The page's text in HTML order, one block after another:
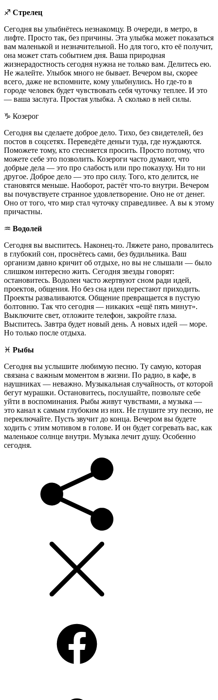
♐️ Стрелец
Сегодня вы улыбнётесь незнакомцу. В очереди, в метро, в
лифте. Просто так, без причины. Эта улыбка может показаться
вам маленькой и незначительной. Но для того, кто её получит,
она может стать событием дня. Ваша природная
жизнерадостность сегодня нужна не только вам. Делитесь ею.
Не жалейте. Улыбок много не бывает. Вечером вы, скорее
всего, даже не вспомните, кому улыбнулись. Но где-то в
городе человек будет чувствовать себя чуточку теплее. И это
— ваша заслуга. Простая улыбка. А сколько в ней силы.
♑️ Козерог
Сегодня вы сделаете доброе дело. Тихо, без свидетелей, без
постов в соцсетях. Переведёте деньги туда, где нуждаются.
Поможете тому, кто стесняется просить. Просто потому, что
можете себе это позволить. Козероги часто думают, что
добрые дела — это про слабость или про показуху. Ни то ни
другое. Доброе дело — это про силу. Того, кто делится, не
становятся меньше. Наоборот, растёт что-то внутри. Вечером
вы почувствуете странное удовлетворение. Оно не от денег.
Оно от того, что мир стал чуточку справедливее. А вы к этому
причастны.
♒️ Водолей
Сегодня вы выспитесь. Наконец-то. Ляжете рано, провалитесь
в глубокий сон, проснётесь сами, без будильника. Ваш
организм давно кричит об отдыхе, но вы не слышали — было
слишком интересно жить. Сегодня звезды говорят:
остановитесь. Водолеи часто жертвуют сном ради идей,
проектов, общения. Но без сна идеи перестают приходить.
Проекты разваливаются. Общение превращается в пустую
болтовню. Так что сегодня — никаких «ещё пять минут».
Выключите свет, отложите телефон, закройте глаза.
Выспитесь. Завтра будет новый день. А новых идей — море.
Но только после отдыха.
♓️ Рыбы
Сегодня вы услышите любимую песню. Ту самую, которая
связана с важным моментом в жизни. По радио, в кафе, в
наушниках — неважно. Музыкальная случайность, от которой
бегут мурашки. Остановитесь, послушайте, позвольте себе
уйти в воспоминания. Рыбы живут чувствами, а музыка —
это канал к самым глубоким из них. Не глушите эту песню, не
переключайте. Пусть звучит до конца. Вечером вы будете
ходить с этим мотивом в голове. И он будет согревать вас, как
маленькое солнце внутри. Музыка лечит душу. Особенно
сегодня.